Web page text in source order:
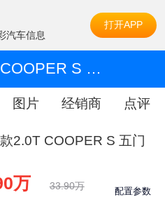
汽车信息
打开APP
2015款 2.0T COOPER S 五门版
图片 经销商 点评
2.0T COOPER S 五门
万 33.90万 配置参数